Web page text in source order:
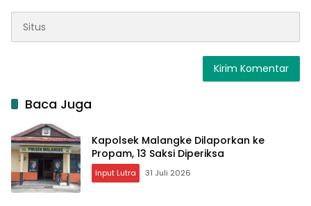
Baca Juga
Kapolsek Malangke Dilaporkan ke
Propam, 13 Saksi Diperiksa
Input Lutra 31 Juli 2026